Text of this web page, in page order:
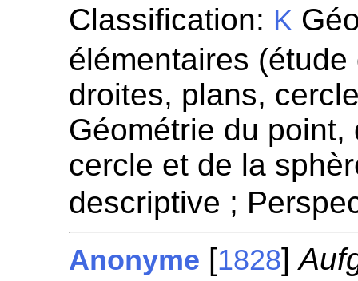
Classification: K
élémentaires
droites, plans,
Géométrie du
cercle et de la
descriptive ;
Anonyme [1828]